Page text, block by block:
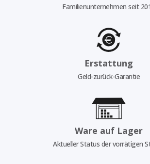
Familienunternehmen seit
Erstattung
Geld-zurück-Garantie
Ware auf Lager
Aktueller Status der vorrätigen